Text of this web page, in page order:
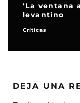
‘La ventana
levantino
Críticas
DEJA UNA